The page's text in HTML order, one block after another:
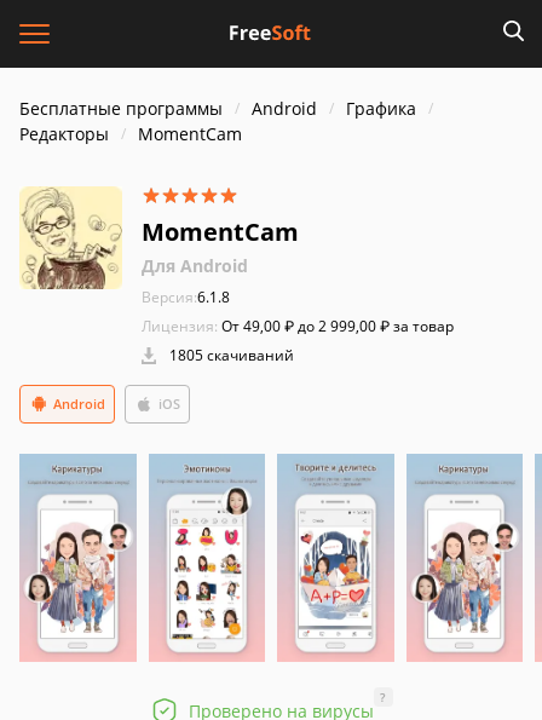
Бесплатные программы Android
Графика
Редакторы
MomentCam
MomentCam
Для Android
Версия:6.1.8
Лицензия: От 49,00 ₽ до 2 999,00 ₽ за товар
1805 скачиваний
Android iOS
Проверено на вирусы
?